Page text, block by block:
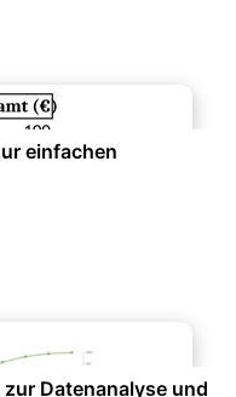
einfachen
Datenanalyse und